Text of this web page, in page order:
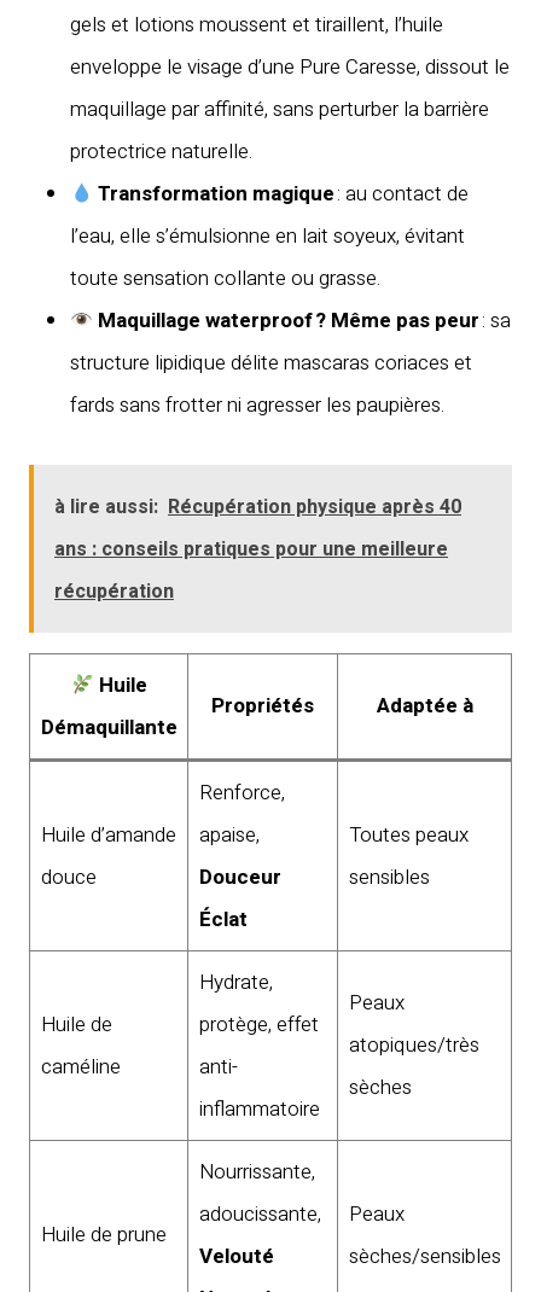
gels et lotions moussent et tiraillent, l’huile
enveloppe le visage d’une Pure Caresse, dissout le
maquillage par affinité, sans perturber la barrière
protectrice naturelle.
Transformation magique: au contact de
l’eau, elle s’émulsionne en lait soyeux, évitant
toute sensation collante ou grasse.
Maquillage waterproof ? Même pas peur: sa
structure lipidique délite mascaras coriaces et
fards sans frotter ni agresser les paupières.
à lire aussi: Récupération physique après 40
ans : conseils pratiques pour une meilleure
récupération
Huile
Démaquillante
Propriétés Adaptée à
Huile d’amande
douce
Renforce,
apaise,
Douceur
Éclat
Toutes peaux
sensibles
Huile de
caméline
Hydrate,
protège, effet
anti-
inflammatoire
Peaux
atopiques/très
sèches
Huile de prune
Nourrissante,
adoucissante,
Velouté
Peaux
sèches/sensibles